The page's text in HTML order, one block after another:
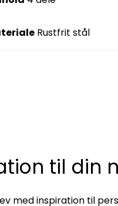
Rustfrit stål
til din
med inspiration til